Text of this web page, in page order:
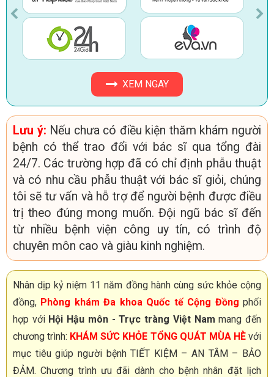
XEM NGAY
Lưu ý: Nếu chưa có điều kiện thăm khám người
bệnh có thể trao đổi với bác sĩ qua tổng đài
24/7. Các trường hợp đã có chỉ định phẫu thuật
và có nhu cầu phẫu thuật với bác sĩ giỏi, chúng
tôi sẽ tư vấn và hỗ trợ để người bệnh được điều
trị theo đúng mong muốn. Đội ngũ bác sĩ đến
từ nhiều bệnh viện công uy tín, có trình độ
chuyên môn cao và giàu kinh nghiệm.
Nhân dịp kỷ niệm 11 năm đồng hành cùng sức khỏe cộng
đồng, Phòng khám Đa khoa Quốc tế Cộng Đồng phối
hợp với Hội Hậu môn - Trực tràng Việt Nam mang đến
chương trình: KHÁM SỨC KHỎE TỔNG QUÁT MÙA HÈvới
mục tiêu giúp người bệnh TIẾT KIỆM – AN TÂM – BẢO
ĐẢM. Chương trình ưu đãi dành cho bệnh nhân đặt lịch